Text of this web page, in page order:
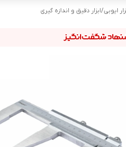
ایوبی/ابزار دقیق و اندازه گیری